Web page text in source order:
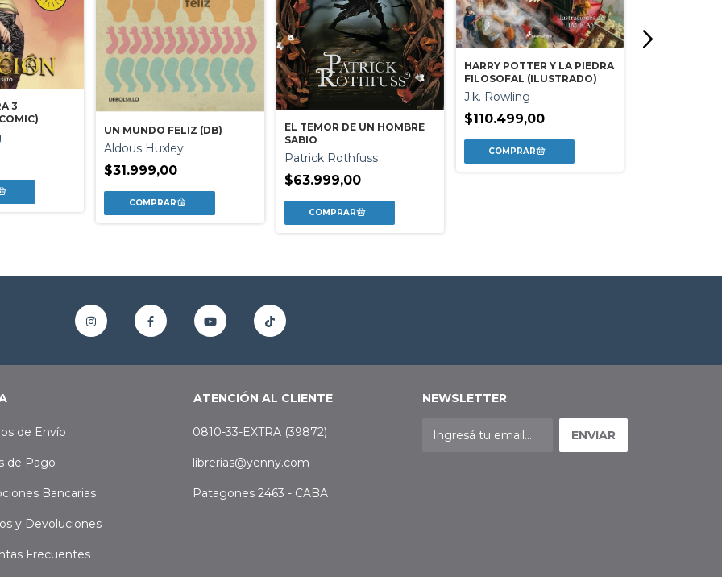
3
UN MUNDO FELIZ (DB)
Aldous Huxley
$31.999,00
EL TEMOR DE UN HOMBRE
SABIO
Patrick Rothfuss
$63.999,00
HARRY POTTER Y LA PIEDRA
FILOSOFAL (ILUSTRADO)
J.k. Rowling
$110.499,00
de Envío
de Pago
Bancarias
y Devoluciones
Frecuentes
ATENCIÓN AL CLIENTE
0810-33-EXTRA (39872)
librerias@yenny.com
Patagones 2463 - CABA
NEWSLETTER